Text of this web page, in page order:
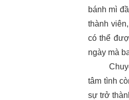
bánh mì
thành
có thể
ngày mà
Chuyến
tâm tình
sự trở